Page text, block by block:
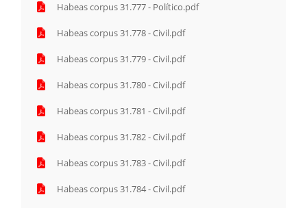
Habeas corpus 31.777 - Político.pdf
Habeas corpus 31.778 - Civil.pdf
Habeas corpus 31.779 - Civil.pdf
Habeas corpus 31.780 - Civil.pdf
Habeas corpus 31.781 - Civil.pdf
Habeas corpus 31.782 - Civil.pdf
Habeas corpus 31.783 - Civil.pdf
Habeas corpus 31.784 - Civil.pdf